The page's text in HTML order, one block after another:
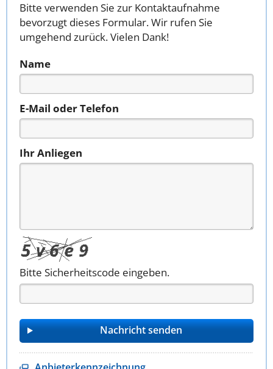
Bitte verwenden Sie zur Kontaktaufnahme
bevorzugt dieses Formular. Wir rufen Sie
umgehend zurück. Vielen Dank!
Name
E-Mail oder Telefon
Ihr Anliegen
Bitte Sicherheitscode eingeben.